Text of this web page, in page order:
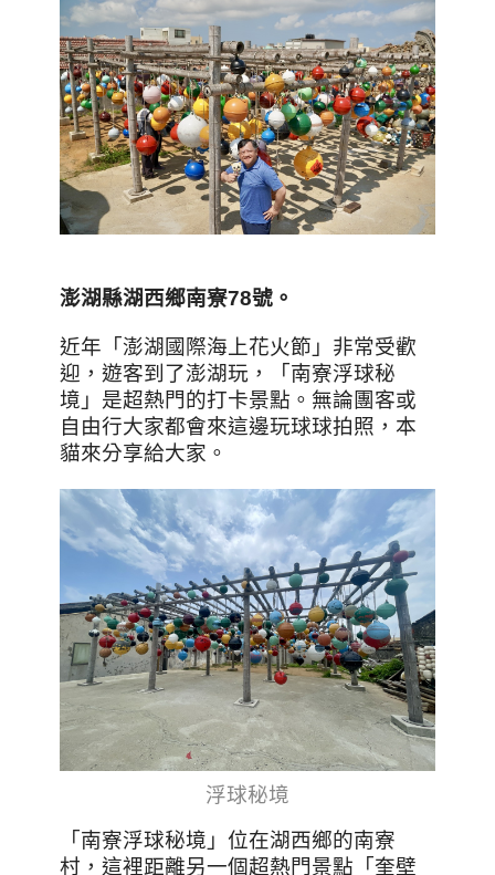
澎湖縣湖西鄉南寮78號 。
近年「澎湖國際海上花火節」非常受歡
迎，遊客到了澎湖玩，「南寮浮球秘
境」是超熱門的打卡景點。無論團客或
自由行大家都會來這邊玩球球拍照，本
貓來分享給大家。
浮球秘境
「南寮浮球秘境」位在湖西鄉的南寮
村，這裡距離另一個超熱門景點「奎壁